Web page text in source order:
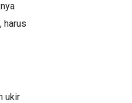
harus
ukir